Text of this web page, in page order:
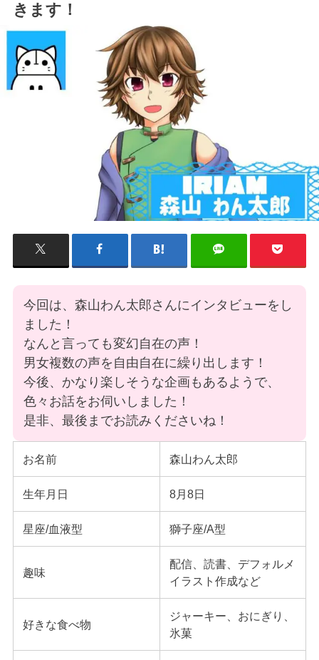
きます！
今回は、森山わん太郎さんにインタビューをし
ました！
なんと言っても変幻自在の声！
男女複数の声を自由自在に繰り出します！
今後、かなり楽しそうな企画もあるようで、
色々お話をお伺いしました！
是非、最後までお読みくださいね！
お名前 森山わん太郎
生年月日 8月8日
星座/血液型 獅子座/A型
趣味
配信、読書、デフォルメ
イラスト作成など
好きな食べ物
ジャーキー、おにぎり、
氷菓